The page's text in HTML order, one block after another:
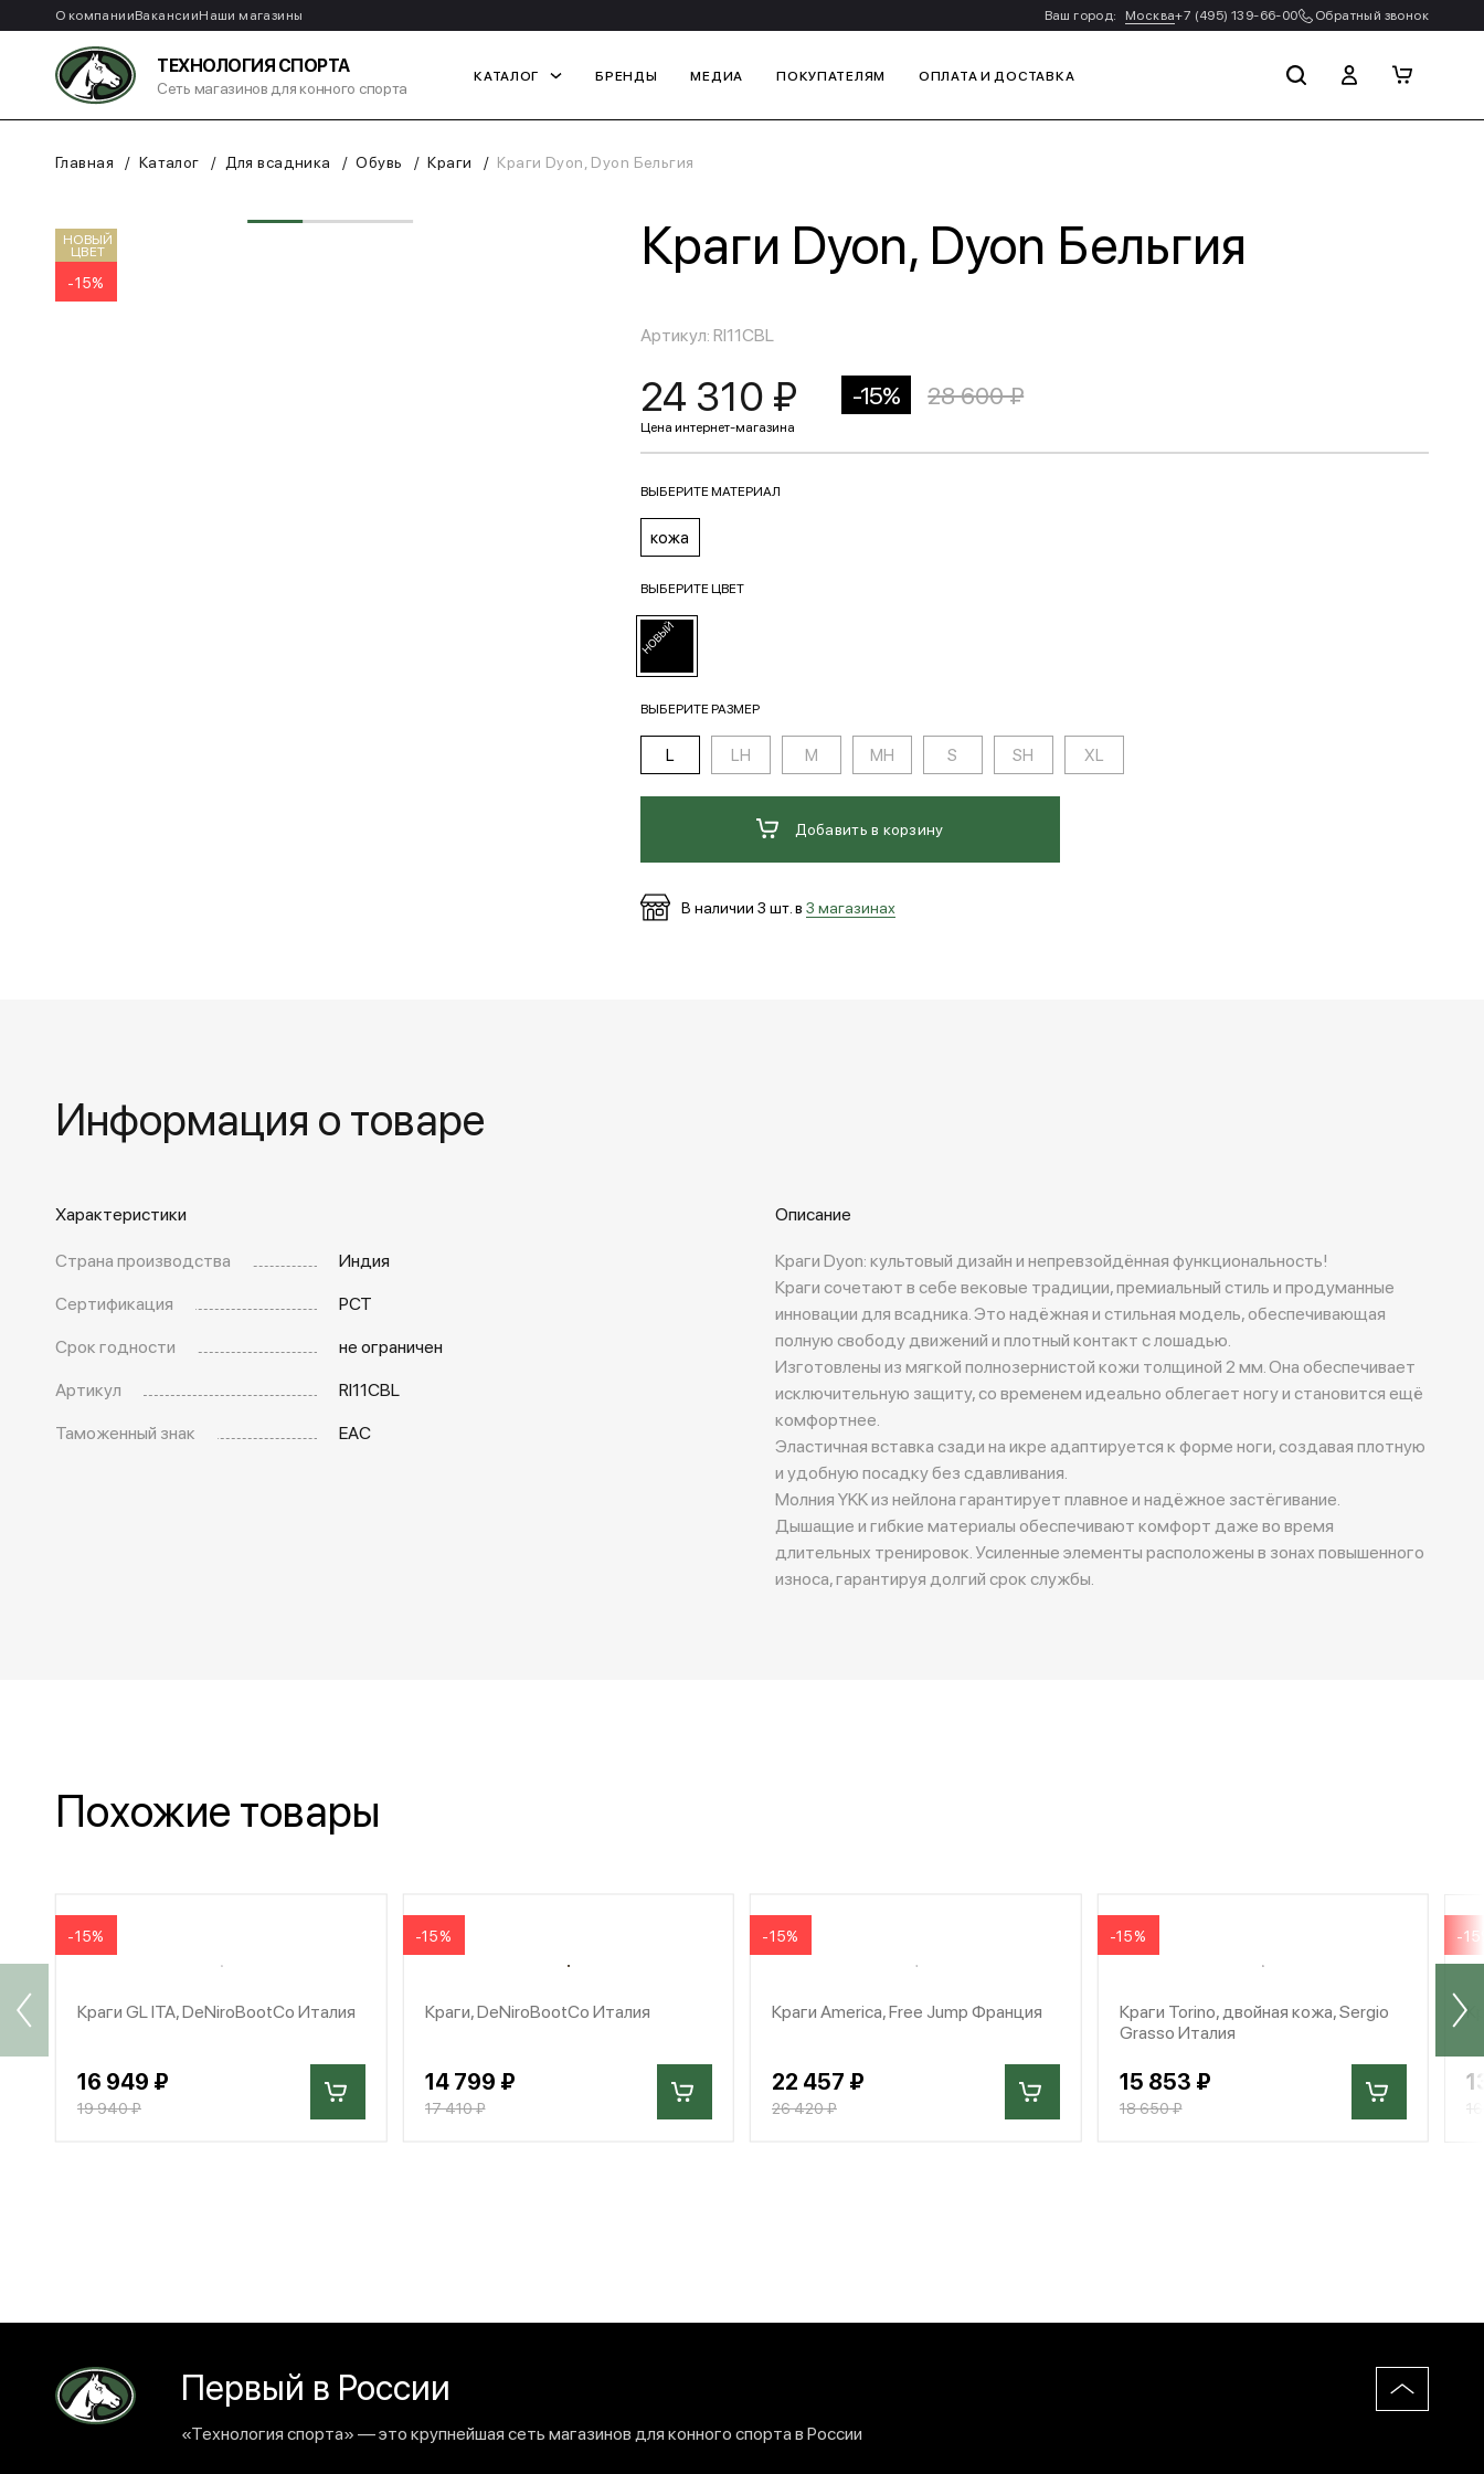
О компанииВакансииНаши магазины Ваш город: Москва+7 (495) 139-66-00 Обратный звонок
ТЕХНОЛОГИЯ СПОРТА
Сеть магазинов для конного спорта
КАТАЛОГ БРЕНДЫ МЕДИА ПОКУПАТЕЛЯМ ОПЛАТА И ДОСТАВКА
Главная Каталог Для всадника Обувь Краги Краги Dyon, Dyon Бельгия
НОВЫЙ
ЦВЕТ
-15%
Краги Dyon, Dyon Бельгия
Артикул: RI11CBL
24 310 ₽ -15% 28 600 ₽
ВЫБЕРИТЕ МАТЕРИАЛ
кожа
ВЫБЕРИТЕ ЦВЕТ
ВЫБЕРИТЕ РАЗМЕР
L LH M MH S SH XL
Добавить в корзину
В наличии 3 шт. в 3 магазинах
Информация о товаре
Характеристики
Страна производства
Индия
Сертификация
РСТ
Срок годности
не ограничен
Артикул
RI11CBL
Таможенный знак
EAC
Описание
Краги Dyon: культовый дизайн и непревзойдённая функциональность!
Краги сочетают в себе вековые традиции, премиальный стиль и продуманные
инновации для всадника. Это надёжная и стильная модель, обеспечивающая
полную свободу движений и плотный контакт с лошадью.
Изготовлены из мягкой полнозернистой кожи толщиной 2 мм. Она обеспечивает
исключительную защиту, со временем идеально облегает ногу и становится ещё
комфортнее.
Эластичная вставка сзади на икре адаптируется к форме ноги, создавая плотную
и удобную посадку без сдавливания.
Молния YKK из нейлона гарантирует плавное и надёжное застёгивание.
Дышащие и гибкие материалы обеспечивают комфорт даже во время
длительных тренировок. Усиленные элементы расположены в зонах повышенного
износа, гарантируя долгий срок службы.
Похожие товары
-15%
Краги GL ITA, DeNiroBootCo Италия
16 949 ₽
19 940 ₽
-15%
Краги, DeNiroBootCo Италия
14 799 ₽
17 410 ₽
-15%
Краги America, Free Jump Франция
22 457 ₽
26 420 ₽
-15%
Краги Torino, двойная кожа, Sergio
Grasso Италия
15 853 ₽
18 650 ₽
-
Первый в России
«Технология спорта» — это крупнейшая сеть магазинов для конного спорта в России